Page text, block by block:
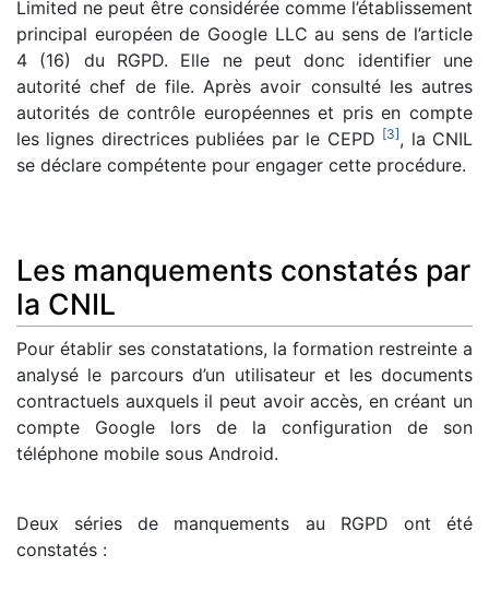
Limited ne peut être considérée comme l’établissement
principal européen de Google LLC au sens de l’article
4 (16) du RGPD. Elle ne peut donc identifier une
autorité chef de file. Après avoir consulté les autres
autorités de contrôle européennes et pris en compte
les lignes directrices publiées par le CEPD [3], la CNIL
se déclare compétente pour engager cette procédure.
Les manquements constatés par
la CNIL
Pour établir ses constatations, la formation restreinte a
analysé le parcours d’un utilisateur et les documents
contractuels auxquels il peut avoir accès, en créant un
compte Google lors de la configuration de son
téléphone mobile sous Android.
Deux séries de manquements au RGPD ont été
constatés :